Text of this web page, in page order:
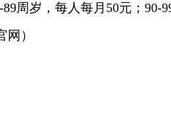
周岁，每人每月50元；90-
）